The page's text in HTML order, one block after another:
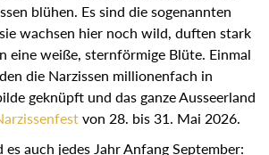
blühen. Es sind die sogenannten
wachsen hier noch wild, duften stark
eine weiße, sternförmige Blüte. Einmal
die Narzissen millionenfach in
Gebilde geknüpft und das ganze
sie: beimNarzissenfestvon 28. bis 31.